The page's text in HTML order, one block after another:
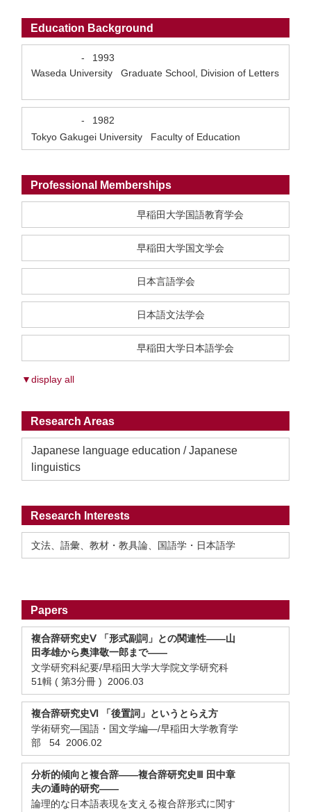
Education Background
-
1993
Waseda University Graduate School, Division of Letters
-
1982
Tokyo Gakugei University Faculty of Education
Professional Memberships
早稲田大学国語教育学会
早稲田大学国文学会
日本言語学会
日本語文法学会
早稲田大学日本語学会
▼display all
Research Areas
Japanese language education / Japanese
linguistics
Research Interests
文法、語彙、教材・教具論、国語学・日本語学
Papers
複合辞研究史Ⅴ 「形式副詞」との関連性——山
田孝雄から奥津敬一郎まで——
文学研究科紀要/早稲田大学大学院文学研究科
51輯 ( 第3分冊 ) 2006.03
複合辞研究史Ⅵ 「後置詞」というとらえ方
学術研究—国語・国文学編—/早稲田大学教育学
部 54 2006.02
分析的傾向と複合辞——複合辞研究史Ⅲ 田中章
夫の通時的研究——
論理的な日本語表現を支える複合辞形式に関す